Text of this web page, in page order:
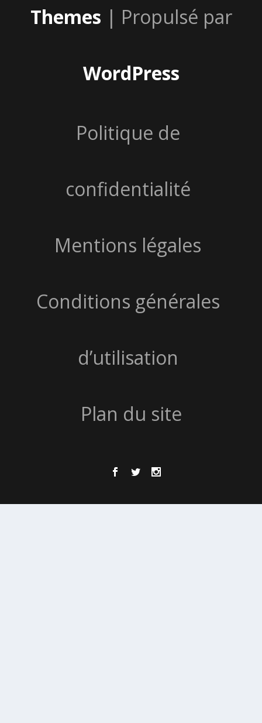
Themes | Propulsé par
WordPress
Politique de
confidentialité
Mentions légales
Conditions générales
d’utilisation
Plan du site